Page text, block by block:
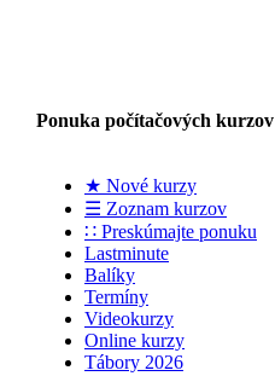
Ponuka počítačových kurzov
★ Nové kurzy
☰ Zoznam kurzov
∷ Preskúmajte ponuku
Lastminute
Balíky
Termíny
Videokurzy
Online kurzy
Tábory 2026